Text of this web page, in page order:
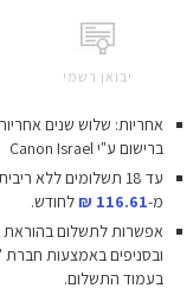
יבואן רשמי
אחריות: שלוש שנים
ברישום ע"י Canon Israel
עד 18 תשלומים ללא ריבית.
מ-116.61 ₪
לחודש.
אפשרות לתשלום
ובסניפים באמצעות חברת
בעמוד התשלום.